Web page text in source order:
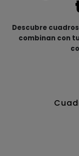
Descubre
combinan con